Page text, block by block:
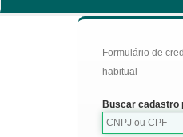
Formulário de
habitual
Buscar cadastro